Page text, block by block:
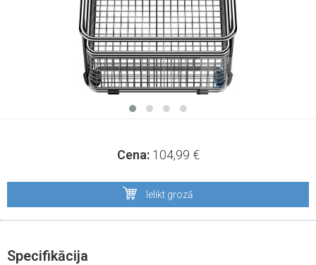
Cena: 104,99 €
Ielikt grozā
Specifikācija